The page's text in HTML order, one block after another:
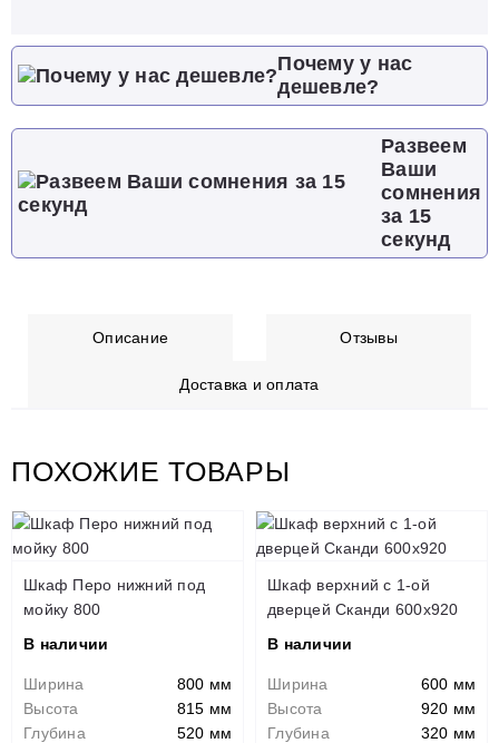
Почему у нас
дешевле?
Развеем
Ваши
сомнения
за 15
секунд
Описание Отзывы
Доставка и оплата
ПОХОЖИЕ ТОВАРЫ
Шкаф Перо нижний под
мойку 800
В наличии
Ширина
800 мм
Высота
815 мм
Глубина
520 мм
Шкаф верхний с 1-ой
дверцей Сканди 600х920
В наличии
Ширина
600 мм
Высота
920 мм
Глубина
320 мм